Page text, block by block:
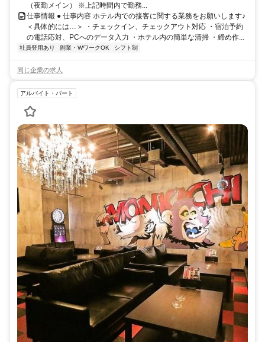
（夜勤メイン） ※上記時間内で勤務...
仕事情報 ● 仕事内容 ホテル内での接客に関する業務をお願いします♪
＜具体的には…＞ ・チェックイン、チェックアウト対応 ・宿泊予約
の電話応対、PCへのデータ入力 ・ホテル内の簡単な清掃 ・締め作...
社員登用あり 副業・WワークOK シフト制
同じ企業の求人
アルバイト・パート